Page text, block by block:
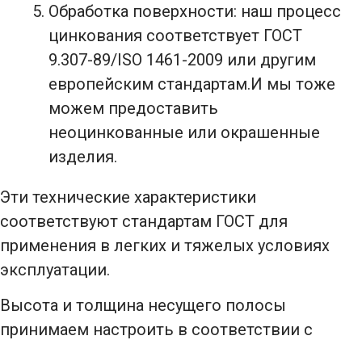
Обработка поверхности: наш процесс
цинкования соответствует ГОСТ
9.307-89/ISO 1461-2009 или другим
европейским стандартам.И мы тоже
можем предоставить
неоцинкованные или окрашенные
изделия.
Эти технические характеристики
соответствуют стандартам ГОСТ для
применения в легких и тяжелых условиях
эксплуатации.
Высота и толщина несущего полосы
принимаем настроить в соответствии с